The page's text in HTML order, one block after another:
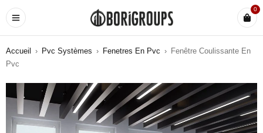
0
Accueil › Pvc Systèmes › Fenetres En Pvc › Fenêtre Coulissante En
Pvc